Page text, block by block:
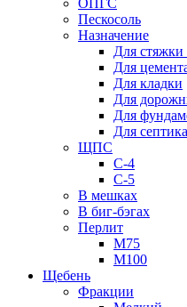
ОПГС
Пескосоль
Назначение
Для стяжки
Для
Для кладки
Для
Для
Для септика
ЩПС
С-4
С-5
В мешках
В биг-бэгах
Перлит
М75
М100
Щебень
Фракции